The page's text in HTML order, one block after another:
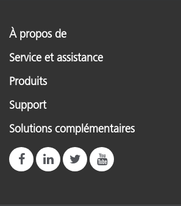
À propos de
Service et assistance
Produits
Support
Solutions complémentaires